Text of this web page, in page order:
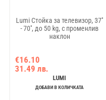
Lumi Стойка за телевизор, 37''
- 70'', до 50 kg, с променлив
наклон
€16.10
31.49 лв.
LUMI
ДОБАВИ В КОЛИЧКАТА